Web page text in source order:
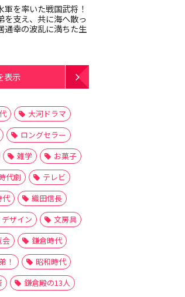
軍を率いた戦国武将！
を支え、共に海へ散っ
通幸の波乱に満ちた生
表示
大河ドラマ
ロングセラー
雑学
お菓子
代劇
テレビ
代
織田信長
デザイン
文房具
会
鎌倉時代
！
昭和時代
鎌倉殿の13人